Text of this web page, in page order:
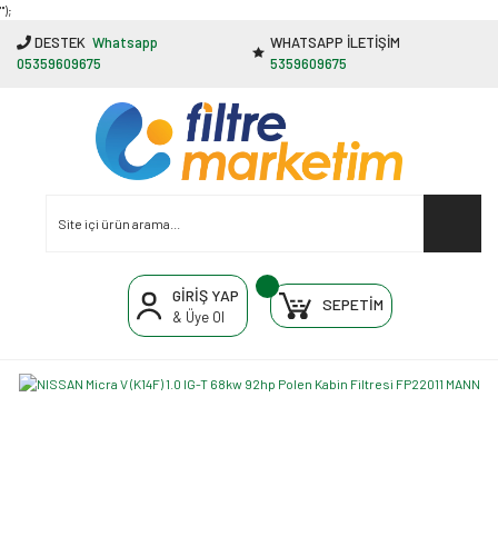
"');
DESTEK Whatsapp
05359609675
WHATSAPP İLETİŞİM
5359609675
GİRİŞ YAP
& Üye Ol
SEPETİM